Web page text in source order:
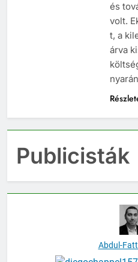
és
volt.
t, a
árva
Publicisták
Abdul-